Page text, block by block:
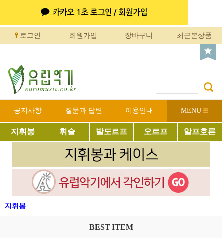
로그인 회원가입 장바구니 최근본상품
공지사항 질문과 답변 이용안내 MENU
지휘봉 휘슬 발도르프 오르프 알프호른
지휘봉
BEST ITEM